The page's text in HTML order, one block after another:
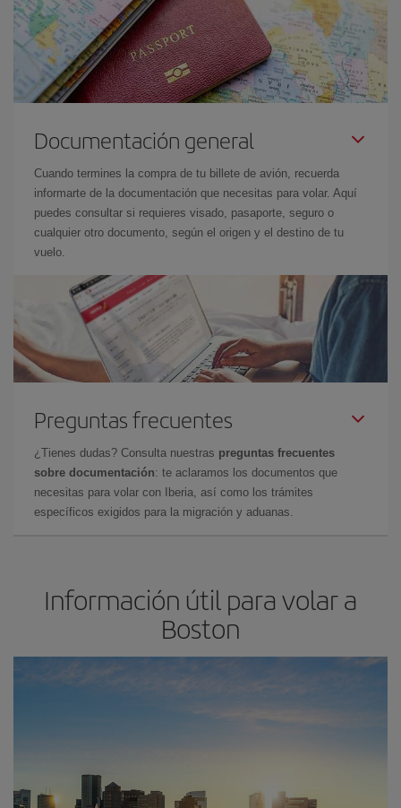
Documentación general
Cuando termines la compra de tu billete de avión, recuerda
informarte de la documentación que necesitas para volar. Aquí
puedes consultar si requieres visado, pasaporte, seguro o
cualquier otro documento, según el origen y el destino de tu
vuelo.
Preguntas frecuentes
¿Tienes dudas? Consulta nuestras preguntas frecuentes
sobre documentación: te aclaramos los documentos que
necesitas para volar con Iberia, así como los trámites
específicos exigidos para la migración y aduanas.
Información útil para volar a
Boston